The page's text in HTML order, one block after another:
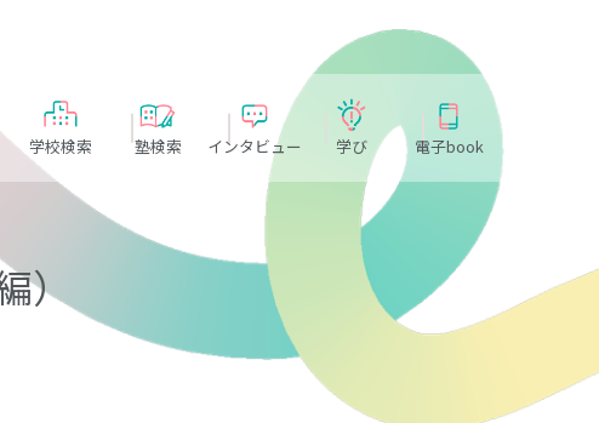
学校検索 塾検索 インタビュー 学び 電子book
）